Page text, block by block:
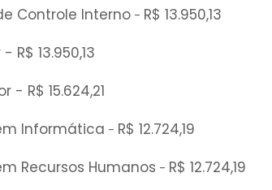
Controle Interno - R$ 13.950,13
R$ 13.950,13
- R$ 15.624,21
Informática - R$ 12.724,19
Recursos Humanos - R$ 12.724,19